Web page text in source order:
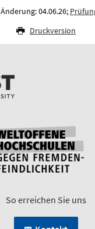
04.06.26;
Druckversion
So erreichen Sie uns